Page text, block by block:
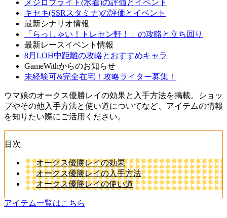
メジロブライト(水着)の評価とイベント
キセキ(SSRスタミナ)の評価とイベント
最新シナリオ情報
「らっしゃい！トレセン軒！」の攻略と立ち回り
最新レースイベント情報
8月LOH中距離の攻略とおすすめキャラ
GameWithからのお知らせ
未経験可&完全在宅！攻略ライター募集！
ウマ娘のオークス優勝レイの効果と入手方法を掲載。ショッ
プやその他入手方法と使い道についてなど、アイテムの情報
を知りたい際にご活用ください。
目次
オークス優勝レイの効果
オークス優勝レイの入手方法
オークス優勝レイの使い道
アイテム一覧はこちら